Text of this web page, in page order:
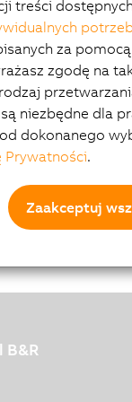
Pobierz
0.pdf
B&R
treści
za
zgodę na
niezbędne dla
dokonanego
Prywatności.
Zaakceptuj